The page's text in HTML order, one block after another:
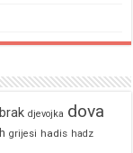
brak djevojka dova
grijesi hadis hadz